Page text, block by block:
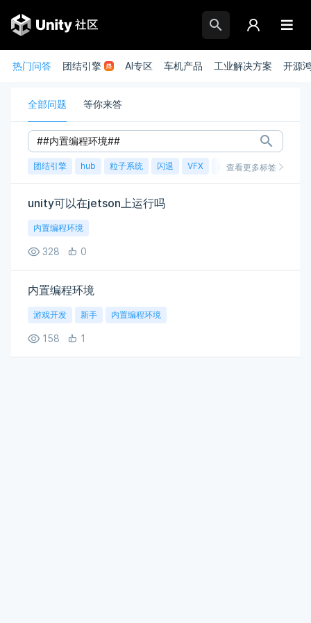
热门问答 团结引擎 AI专区 车机产品 工业解决方案 开源
全部问题 等你来答
团结引擎 hub 粒子系统 闪退 VFX 崩溃 账号 渲染
查看更多标签
unity可以在jetson上运行吗
内置编程环境
328 0
内置编程环境
游戏开发 新手 内置编程环境
158 1